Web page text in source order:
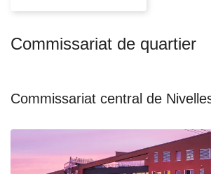
Commissariat de quartier
Commissariat central de